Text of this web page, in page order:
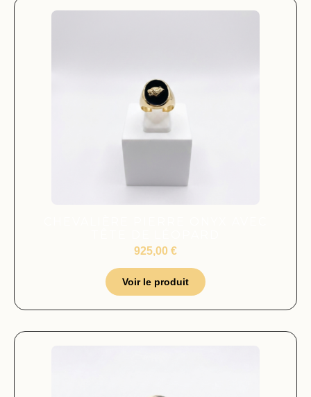
925,00 €
Voir le produit